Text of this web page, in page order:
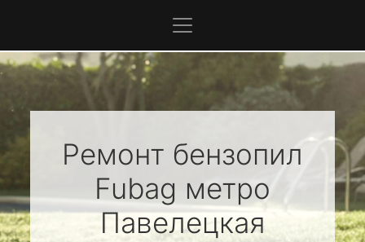
Ремонт бензопил
Fubag метро
Павелецкая